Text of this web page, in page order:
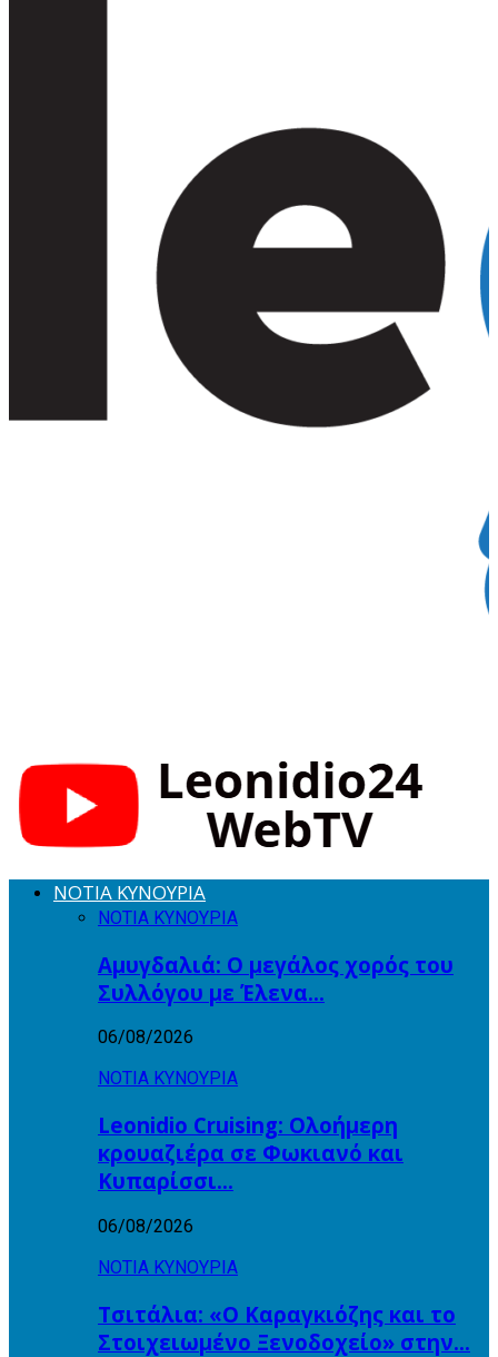
ΝΟΤΙΑ ΚΥΝΟΥΡΙΑ
ΝΟΤΙΑ ΚΥΝΟΥΡΙΑ
Αμυγδαλιά: Ο μεγάλος χορός του
Συλλόγου με Έλενα…
06/08/2026
ΝΟΤΙΑ ΚΥΝΟΥΡΙΑ
Leonidio Cruising: Ολοήμερη
κρουαζιέρα σε Φωκιανό και
Κυπαρίσσι…
06/08/2026
ΝΟΤΙΑ ΚΥΝΟΥΡΙΑ
Τσιτάλια: «Ο Καραγκιόζης και το
Στοιχειωμένο Ξενοδοχείο» στην…